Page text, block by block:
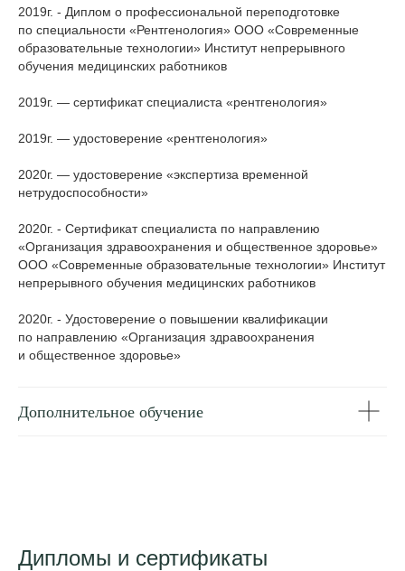
2019г. - Диплом о профессиональной переподготовке
по специальности «Рентгенология» ООО «Современные
образовательные технологии» Институт непрерывного
обучения медицинских работников
2019г. — сертификат специалиста «рентгенология»
2019г. — удостоверение «рентгенология»
2020г. — удостоверение «экспертиза временной
нетрудоспособности»
2020г. - Сертификат специалиста по направлению
«Организация здравоохранения и общественное здоровье»
ООО «Современные образовательные технологии» Институт
непрерывного обучения медицинских работников
2020г. - Удостоверение о повышении квалификации
по направлению «Организация здравоохранения
и общественное здоровье»
Дополнительное обучение
Дипломы и сертификаты